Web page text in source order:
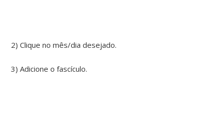
2) Clique no mês/dia desejado.
3) Adicione o fascículo.